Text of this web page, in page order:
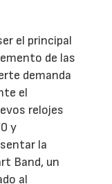
el principal
de las
demanda
el
relojes
y
la
Band, un
al